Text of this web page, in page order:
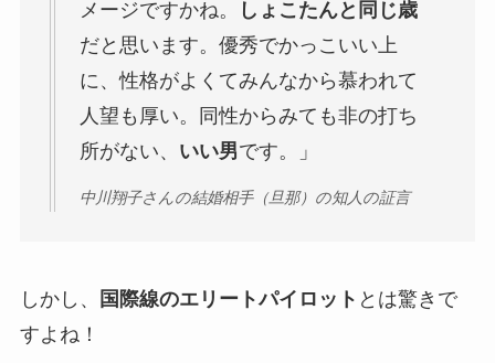
メージですかね。
しょこたんと同じ歳
だと思います。優秀でかっこいい上
に、性格がよくてみんなから慕われて
人望も厚い。同性からみても非の打ち
所がない、 いい男です。」
中川翔子さんの結婚相手（旦那）の知人の証言
しかし、 国際線のエリートパイロット とは驚きで
すよね！